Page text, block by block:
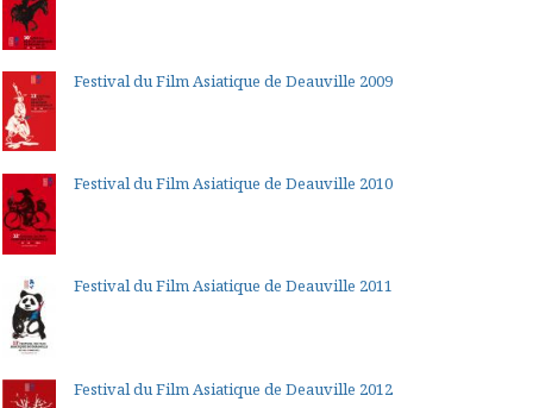
Festival du Film Asiatique de Deauville 2009
Festival du Film Asiatique de Deauville 2010
Festival du Film Asiatique de Deauville 2011
Festival du Film Asiatique de Deauville 2012